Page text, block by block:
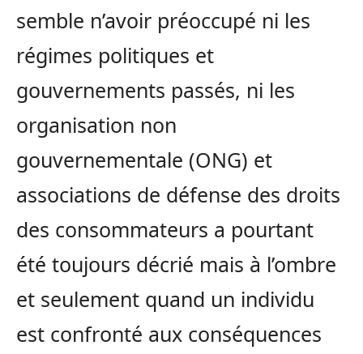
semble n’avoir préoccupé ni les
régimes politiques et
gouvernements passés, ni les
organisation non
gouvernementale (ONG) et
associations de défense des droits
des consommateurs a pourtant
été toujours décrié mais à l’ombre
et seulement quand un individu
est confronté aux conséquences